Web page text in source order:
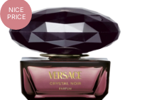
NICE
PRICE